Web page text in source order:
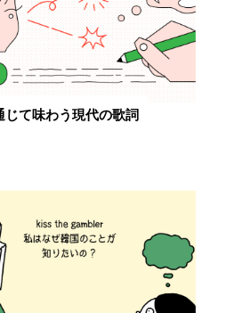
じて味わう現代の歌詞